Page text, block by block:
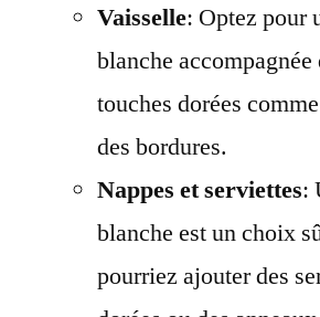
Vaisselle: Optez pour
blanche accompagnée
touches dorées
des bordures.
Nappes et serviettes:
blanche est un choix
pourriez ajouter des